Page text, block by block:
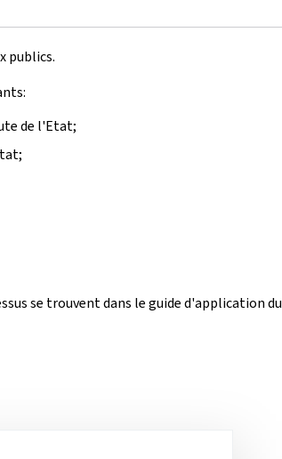
publics.
de l'Etat;
se trouvent dans le guide d'application du